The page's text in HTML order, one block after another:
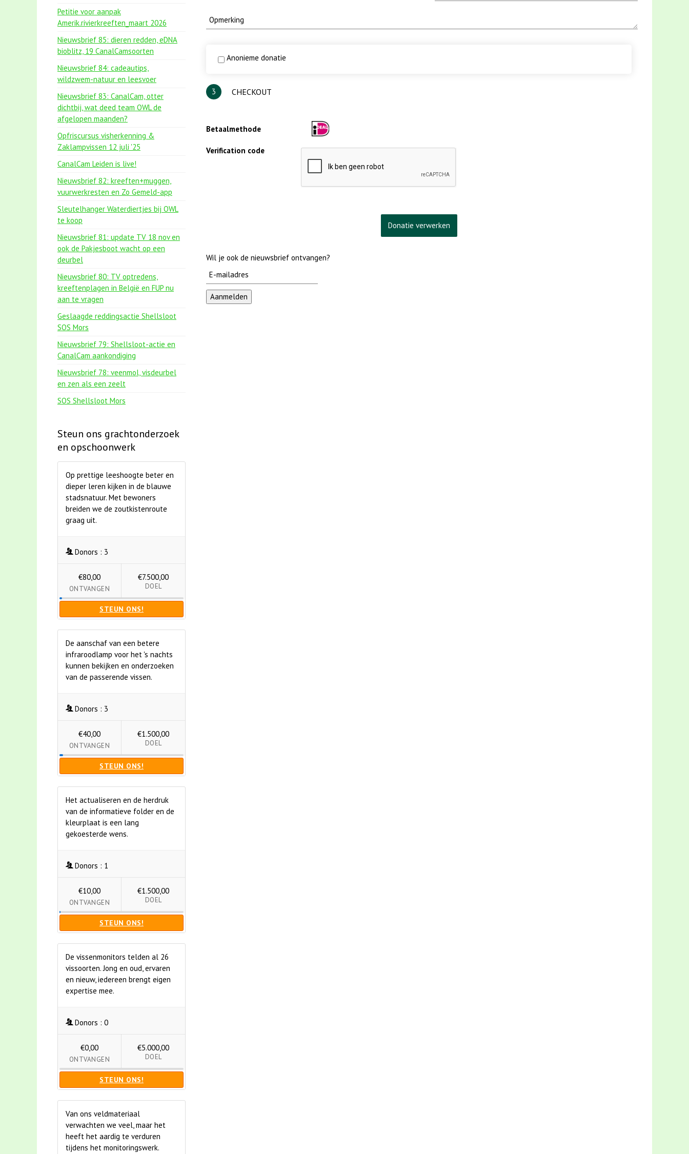
Anonieme donatie
3 CHECKOUT
Betaalmethode
Verification code
Wil je ook de nieuwsbrief ontvangen?
Petitie voor aanpak
Amerik.rivierkreeften_maart 2026
Nieuwsbrief 85: dieren redden, eDNA
bioblitz, 19 CanalCamsoorten
Nieuwsbrief 84: cadeautips,
wildzwem-natuur en leesvoer
Nieuwsbrief 83: CanalCam, otter
dichtbij, wat deed team OWL de
afgelopen maanden?
Opfriscursus visherkenning &
Zaklampvissen 12 juli '25
CanalCam Leiden is live!
Nieuwsbrief 82: kreeften+muggen,
vuurwerkresten en Zo Gemeld-app
Sleutelhanger Waterdiertjes bij OWL
te koop
Nieuwsbrief 81: update TV 18 nov en
ook de Pakjesboot wacht op een
deurbel
Nieuwsbrief 80: TV optredens,
kreeftenplagen in België en FUP nu
aan te vragen
Geslaagde reddingsactie Shellsloot
SOS Mors
Nieuwsbrief 79: Shellsloot-actie en
CanalCam aankondiging
Nieuwsbrief 78: veenmol, visdeurbel
en zen als een zeelt
SOS Shellsloot Mors
Steun ons grachtonderzoek
en opschoonwerk
Op prettige leeshoogte beter en
dieper leren kijken in de blauwe
stadsnatuur. Met bewoners
breiden we de zoutkistenroute
graag uit.
Donors : 3
€80,00
ONTVANGEN
€7.500,00
DOEL
STEUN ONS!
De aanschaf van een betere
infraroodlamp voor het 's nachts
kunnen bekijken en onderzoeken
van de passerende vissen.
Donors : 3
€40,00
ONTVANGEN
€1.500,00
DOEL
STEUN ONS!
Het actualiseren en de herdruk
van de informatieve folder en de
kleurplaat is een lang
gekoesterde wens.
Donors : 1
€10,00
ONTVANGEN
€1.500,00
DOEL
STEUN ONS!
De vissenmonitors telden al 26
vissoorten. Jong en oud, ervaren
en nieuw, iedereen brengt eigen
expertise mee.
Donors : 0
€0,00
ONTVANGEN
€5.000,00
DOEL
STEUN ONS!
Van ons veldmateriaal
verwachten we veel, maar het
heeft het aardig te verduren
tijdens het monitoringswerk.